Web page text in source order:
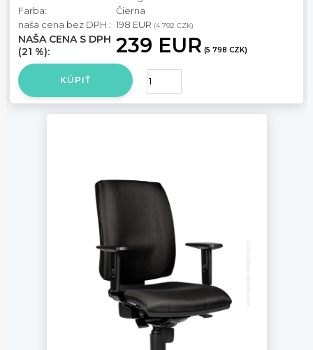
Farba:
Čierna
naša cena bez DPH : 198 EUR (4 792 CZK)
NAŠA CENA S DPH
(21 %):
239 EUR (5 798 CZK)
KÚPIŤ